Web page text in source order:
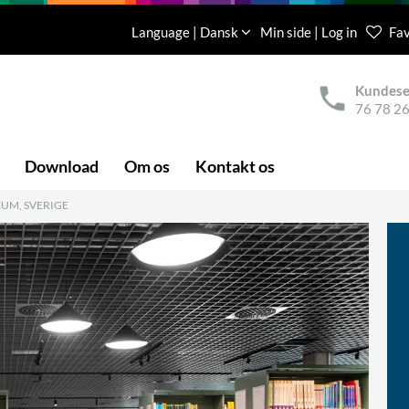
Language | Dansk Min side | Log in
76 78
Download Om os Kontakt os
SVERIGE